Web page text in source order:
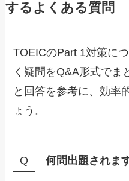
するよくある質問
TOEICのPart 1対策に
く疑問をQ&A形式でま
と回答を参考に、効率
ょう。
何問出題されま